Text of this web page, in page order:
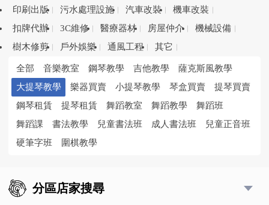
印刷出版
污水處理設施 汽車改裝
機車改裝
扣牌代辦
3C維修 醫療器材 房屋仲介
機械設備
樹木修剪
戶外娛樂 通風工程 其它
全部 音樂教室 鋼琴教學 吉他教學
薩克斯風教學
大提琴教學
樂器買賣 小提琴教學 琴盒買賣
提琴買賣
鋼琴租賃
提琴租賃 舞蹈教室 舞蹈教學
舞蹈班
舞蹈課
書法教學 兒童書法班 成人書法班
兒童正音班
硬筆字班
圍棋教學
分區店家搜尋